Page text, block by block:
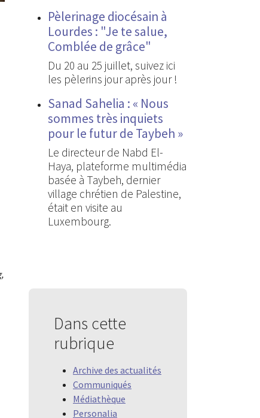
Pèlerinage diocésain à
Lourdes : "Je te salue,
Comblée de grâce"
Du 20 au 25 juillet, suivez ici
les pèlerins jour après jour !
Sanad Sahelia : « Nous
sommes très inquiets
pour le futur de Taybeh »
Le directeur de Nabd El-
Haya, plateforme multimédia
basée à Taybeh, dernier
village chrétien de Palestine,
était en visite au
Luxembourg.
Dans cette
rubrique
Archive des actualités
Communiqués
Médiathèque
Personalia